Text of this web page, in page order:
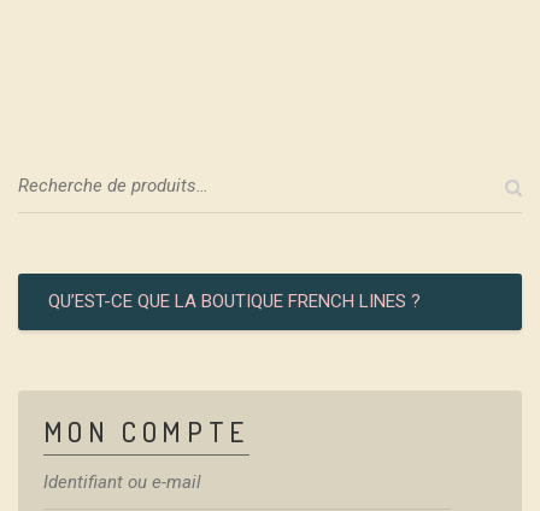
QU’EST-CE QUE LA BOUTIQUE FRENCH LINES ?
MON COMPTE